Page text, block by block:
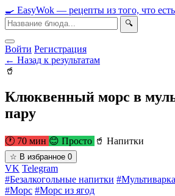
🍳 EasyWok — рецепты из того, что есть
🔍
Войти Регистрация
← Назад к результатам
🥤
Клюквенный морс в
пару
🕐 70 мин 😊 Просто 🥤 Напитки
☆ В избранное 0
VK Telegram
#Безалкогольные напитки #Мультиварка
#Морс #Морс из ягод